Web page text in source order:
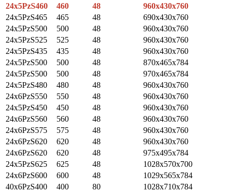
24x5PzS460
460 48
960x430x760
24x5PzS465
465 48
690x430x760
24x5PzS500
500 48
960x430x760
24x5PzS525
525 48
960х430х760
24x5PzS435
435 48
960x430x760
24x5PzS500
500 48
870х465х784
24x5PzS500
500 48
970х465х784
24x5PzS480
480 48
960x430x760
24x6PzS550
550 48
960x430x760
24x5PzS450
450 48
960x430x760
24x6PzS560
560 48
960x430x760
24x6PzS575
575 48
960x430x760
24x6PzS620
620 48
960x430x760
24x6PzS620
620 48
975х495х784
24x5PzS625
625 48
1028x570x700
24x6PzS600
600 48
1029x565x784
40x6PzS400
400 80
1028x710x784